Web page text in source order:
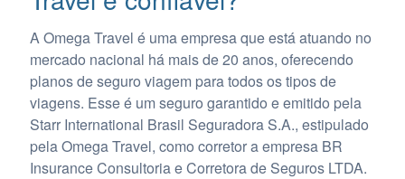
A Omega Travel é uma empresa que está atuando no
mercado nacional há mais de 20 anos, oferecendo
planos de seguro viagem para todos os tipos de
viagens. Esse é um seguro garantido e emitido pela
Starr International Brasil Seguradora S.A., estipulado
pela Omega Travel, como corretor a empresa BR
Insurance Consultoria e Corretora de Seguros LTDA.